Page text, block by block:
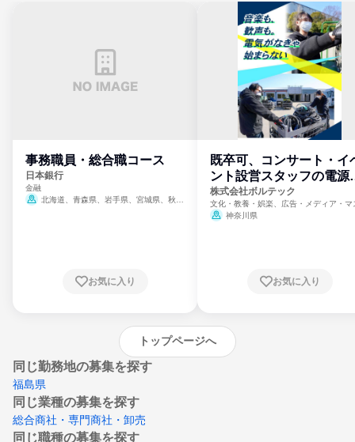
事務職員・総合職コース
日本銀行
金融
北海道、青森県、岩手県、宮城県、秋田
崎県、熊本県、大分県、宮崎県、鹿児島県、
お気に入り
既卒可、コンサート・イ
ント設営スタッフの電源
門
株式会社ボルテック
文化・教養・娯楽、広告・メディア・マ
ミ、電力・ガス・水道・エネルギー
神奈川県
お気に入り
トップページへ
同じ勤務地の募集を探す
福島県
同じ業種の募集を探す
総合商社・専門商社・卸売
同じ職種の募集を探す